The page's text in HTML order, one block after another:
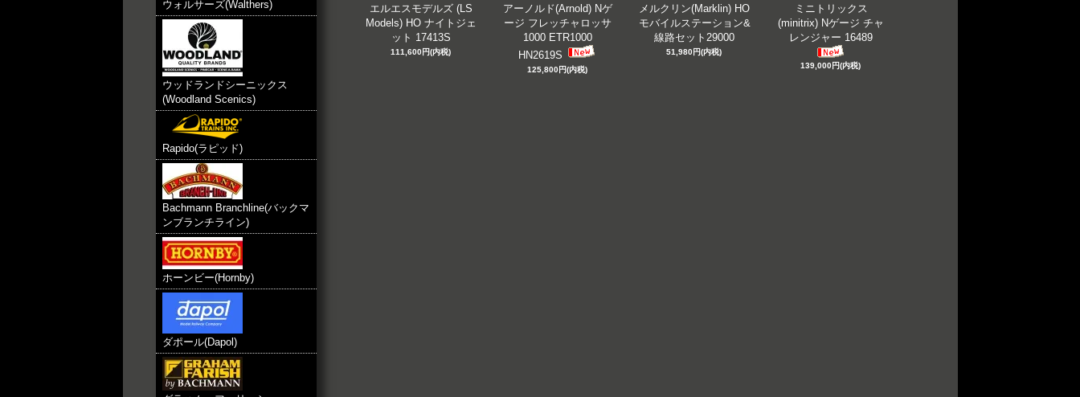
ウォルサーズ(Walthers)
ウッドランドシーニックス
(Woodland Scenics)
Rapido(ラピッド)
Bachmann Branchline(バックマ
ンブランチライン)
ホーンビー(Hornby)
ダポール(Dapol)
エルエスモデルズ (LS
Models) HO ナイトジェ
ット 17413S
111,600円(内税)
アーノルド(Arnold) Nゲ
ージ フレッチャロッサ
1000 ETR1000
HN2619S
125,800円(内税)
メルクリン(Marklin) HO
モバイルステーション&
線路セット29000
51,980円(内税)
ミニトリックス
(minitrix) Nゲージ チャ
レンジャー 16489
139,000円(内税)